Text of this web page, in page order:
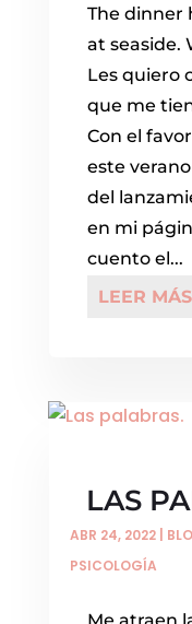
The dinner
at seaside.
Les quiero
que me
Con el
este
del
en mi
cuento el...
LEER MÁS
LAS
ABR 24, 2022|
PSICOLOGÍA